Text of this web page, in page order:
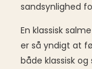
sandsynlighed
En klassisk
er så yndigt at
både klassisk